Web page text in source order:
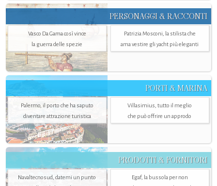
PERSONAGGI & RACCONTI
Vasco Da Gama così vince
la guerra delle spezie
Patrizia Mosconi, la stilista che
ama vestire gli yacht più eleganti
PORTI & MARINA
Palermo, il porto che ha saputo
diventare attrazione turistica
Villasimius, tutto il meglio
che può offrire un approdo
PRODOTTI & FORNITORI
Navaltecnosud, datemi un punto
Egaf, la bussola per non